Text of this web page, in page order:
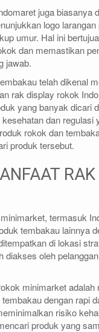
juga biasanya
logo
umur. Hal ini
dan memastikan
jawab.
telah dikenal
rak display rokok
yang banyak dicari
dan regulasi
rokok dan
produk tersebut.
termasuk
tembakau lainnya
di lokasi
diakses oleh
minimarket
dengan rapi
risiko
produk yang